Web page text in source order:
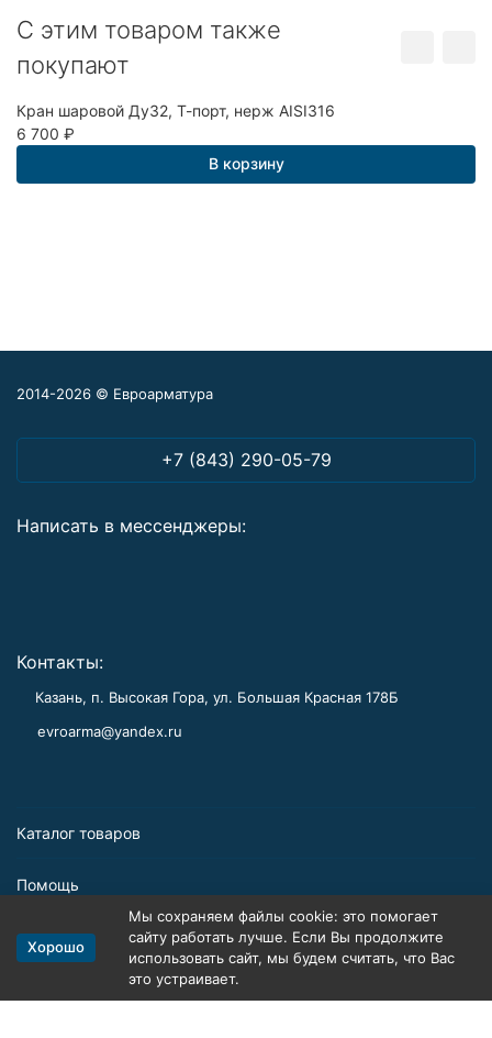
C этим товаром также
покупают
Кран шаровой Ду32, Т-порт, нерж AISI316
6 700 ₽
В корзину
2014-2026 © Евроарматура
+7 (843) 290-05-79
Написать в мессенджеры:
Контакты:
Казань, п. Высокая Гора, ул. Большая Красная 178Б
evroarma@yandex.ru
Каталог товаров
Помощь
Информация
Политика персональных данных Карта сайта
Хорошо
Мы сохраняем файлы cookie: это помогает
сайту работать лучше. Если Вы продолжите
использовать сайт, мы будем считать, что Вас
это устраивает.